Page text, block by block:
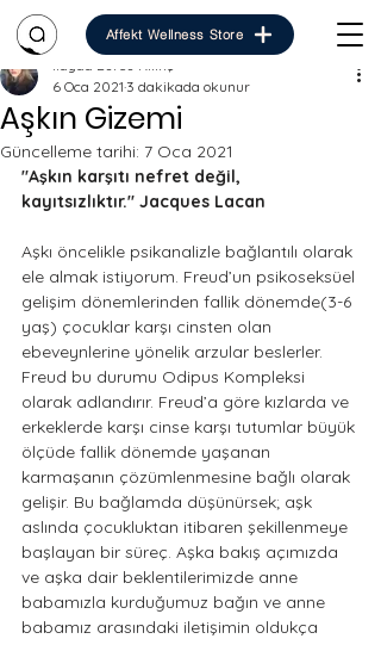
Affekt Wellness Store
Aşkın Gizemi
İlayda Burcu Kılınç
6 Oca 2021 3 dakikada okunur
Güncelleme tarihi: 7 Oca 2021
"Aşkın karşıtı nefret değil,
kayıtsızlıktır." Jacques Lacan
Aşkı öncelikle psikanalizle bağlantılı olarak
ele almak istiyorum. Freud’un psikoseksüel
gelişim dönemlerinden fallik dönemde(3-6
yaş) çocuklar karşı cinsten olan
ebeveynlerine yönelik arzular beslerler.
Freud bu durumu Odipus Kompleksi
olarak adlandırır. Freud’a göre kızlarda ve
erkeklerde karşı cinse karşı tutumlar büyük
ölçüde fallik dönemde yaşanan
karmaşanın çözümlenmesine bağlı olarak
gelişir. Bu bağlamda düşünürsek; aşk
aslında çocukluktan itibaren şekillenmeye
başlayan bir süreç. Aşka bakış açımızda
ve aşka dair beklentilerimizde anne
babamızla kurduğumuz bağın ve anne
babamız arasındaki iletişimin oldukça